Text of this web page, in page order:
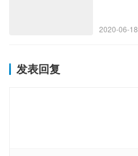
2020-06-18
发表回复